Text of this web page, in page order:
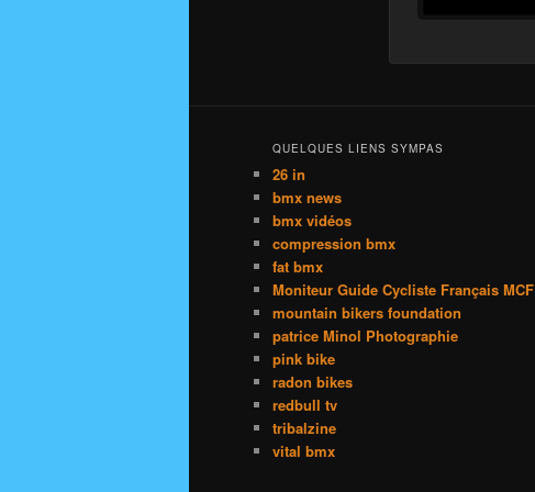
QUELQUES LIENS SYMPAS
26 in
bmx news
bmx vidéos
compression bmx
fat bmx
Moniteur Guide Cycliste Français MCF
mountain bikers foundation
patrice Minol Photographie
pink bike
radon bikes
redbull tv
tribalzine
vital bmx